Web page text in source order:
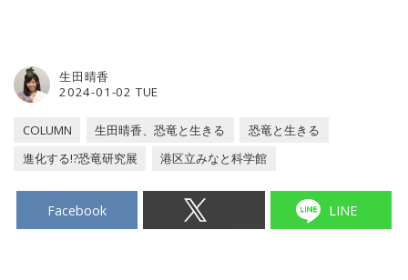
2024-01-02 TUE
生田晴香
COLUMN 生田晴香、恐竜と生きる
恐竜と生きる
進化する!?恐竜研究展
港区立みなと科学館
Facebook LINE